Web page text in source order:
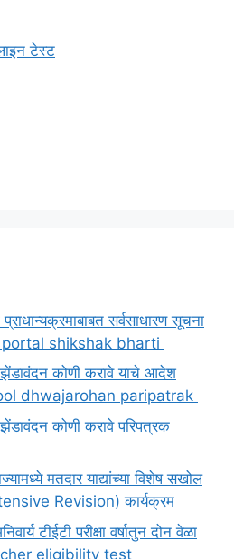
टेस्ट
प्राधान्यक्रमाबाबत सर्वसाधारण सूचना
shikshak bharti
झेंडावंदन कोणी करावे याचे आदेश
dhwajarohan paripatrak
झेंडावंदन कोणी करावे परिपत्रक
मतदार याद्यांच्या विशेष सखोल
Revision) कार्यक्रम
टीईटी परीक्षा वर्षातुन दोन वेळा
eligibility test